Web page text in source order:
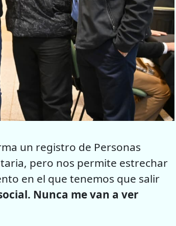
un registro de Personas
pero nos permite estrechar
en el que tenemos que salir
Nunca me van a ver